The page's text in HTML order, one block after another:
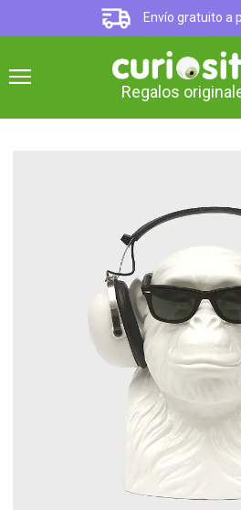
Envío gratuito a
Regalos